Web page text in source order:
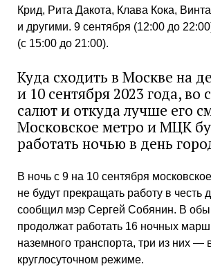
Крид, Рита Дакота, Клава Кока,
и другими. 9 сентября (12:00 до
(с 15:00 до 21:00).
Куда сходить в Москве на
и 10 сентября 2023 года, во
салют и откуда лучше его
Московское метро и МЦК
работать ночью в день
В ночь с 9 на 10 сентября
не будут прекращать работу в честь
сообщил мэр Сергей Собянин. В
продолжат работать 16 ночных
наземного транспорта, три из них —
круглосуточном режиме.